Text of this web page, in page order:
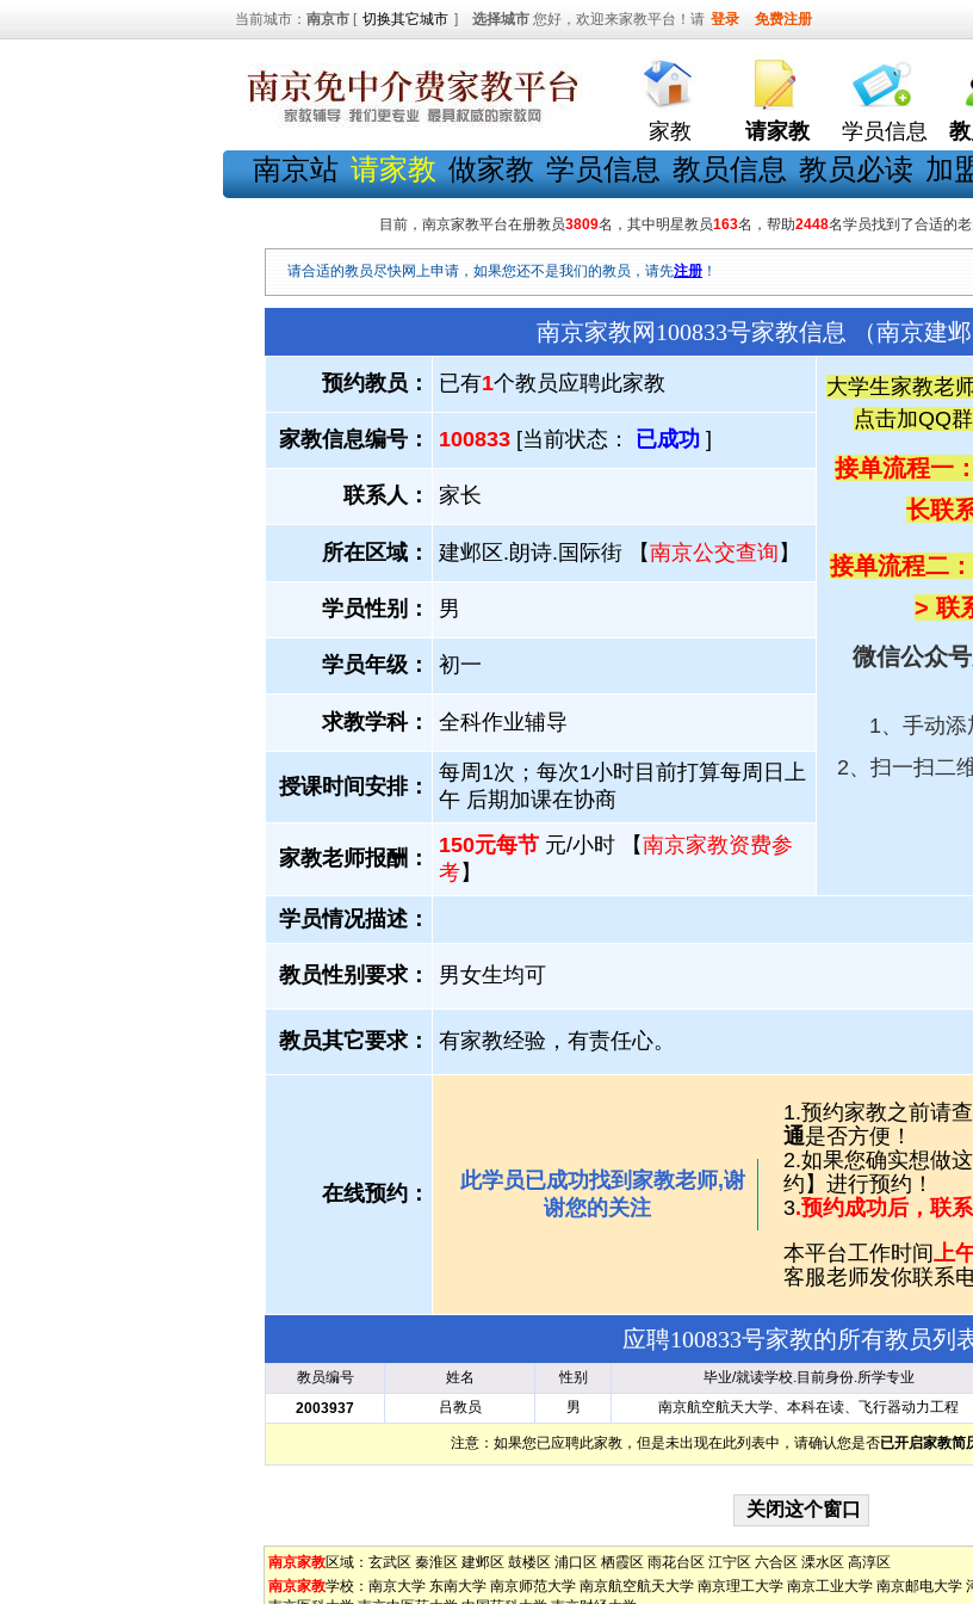
当前城市： 南京市 [ 切换其它城市 ] 选择城市 您好，欢迎来家教平台！请 登录 免费注册
家教 请家教 学员信息
南京站 请家教 做家教 学员信息 教员信息 教员必读 加
目前，南京家教平台在册教员3809名，其中明星教员163名，帮助2448名学员找到了合适的
请合适的教员尽快网上申请，如果您还不是我们的教员，请先注册 ！
南京家教网100833号家教信息 （南京建邺
预约教员： 已有1个教员应聘此家教
大学生家教老
点击加QQ群
接单流程一
长联
接单流程二
> 联
微信公众
1、手动添
2、扫一扫二
家教信息编号： 100833 [当前状态： 已成功 ]
联系人： 家长
所在区域： 建邺区.朗诗.国际街 【南京公交查询 】
学员性别： 男
学员年级： 初一
求教学科： 全科作业辅导
授课时间安排：
每周1次；每次1小时目前打算每周日上
午 后期加课在协商
家教老师报酬：
150元每节 元/小时 【南京家教资费参
考】
学员情况描述：
教员性别要求： 男女生均可
教员其它要求： 有家教经验，有责任心。
在线预约：
此学员已成功找到家教老师,谢
谢您的关注
1.预约家教之前请
通是否方便！
2.如果您确实想做
约】进行预约！
3.预约成功后，联
本平台工作时间上
客服老师发你联系
应聘100833号家教的所有教员列
教员编号 姓名 性别 毕业/就读学校.目前身份.所学专业
2003937
吕教员 男 南京航空航天大学、本科在读、飞行器动力工程
注意：如果您已应聘此家教，但是未出现在此列表中，请确认您是否已开启家教简
南京家教区域： 玄武区 秦淮区 建邺区 鼓楼区 浦口区 栖霞区 雨花台区 江宁区 六合区 溧水区 高淳区
南京家教学校： 南京大学 东南大学 南京师范大学 南京航空航天大学 南京理工大学 南京工业大学 南京邮电大学